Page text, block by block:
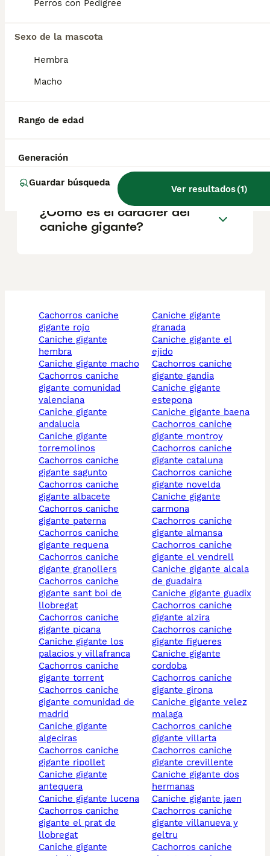
Perros con Pedigree
Sexo de la mascota
Hembra
Macho
Rango de edad
Generación
Guardar búsqueda
Ver resultados(1)
salud y el bienestar de los animales.
de comprometerse siempre es la mejor
¿Cuáles son los 3 tamaños
¿Cuánto cuesta un caniche
grande?
¿Cómo es el carácter del
caniche gigante?
cachorros caniche
gigante rojo
caniche gigante
hembra
caniche gigante macho
cachorros caniche
gigante comunidad
valenciana
caniche gigante
andalucia
caniche gigante
torremolinos
cachorros caniche
gigante sagunto
cachorros caniche
gigante albacete
cachorros caniche
gigante paterna
cachorros caniche
gigante requena
cachorros caniche
gigante granollers
cachorros caniche
gigante sant boi de
llobregat
cachorros caniche
gigante picana
caniche gigante los
palacios y villafranca
cachorros caniche
gigante torrent
cachorros caniche
gigante comunidad de
madrid
caniche gigante
algeciras
cachorros caniche
gigante ripollet
caniche gigante
antequera
caniche gigante lucena
cachorros caniche
gigante el prat de
llobregat
caniche gigante
caniche gigante
granada
caniche gigante el
ejido
cachorros caniche
gigante gandia
caniche gigante
estepona
caniche gigante baena
cachorros caniche
gigante montroy
cachorros caniche
gigante cataluna
cachorros caniche
gigante novelda
caniche gigante
carmona
cachorros caniche
gigante almansa
cachorros caniche
gigante el vendrell
caniche gigante alcala
de guadaira
caniche gigante guadix
cachorros caniche
gigante alzira
cachorros caniche
gigante figueres
caniche gigante
cordoba
cachorros caniche
gigante girona
caniche gigante velez
malaga
cachorros caniche
gigante villarta
cachorros caniche
gigante crevillente
caniche gigante dos
hermanas
caniche gigante jaen
cachorros caniche
gigante villanueva y
geltru
cachorros caniche